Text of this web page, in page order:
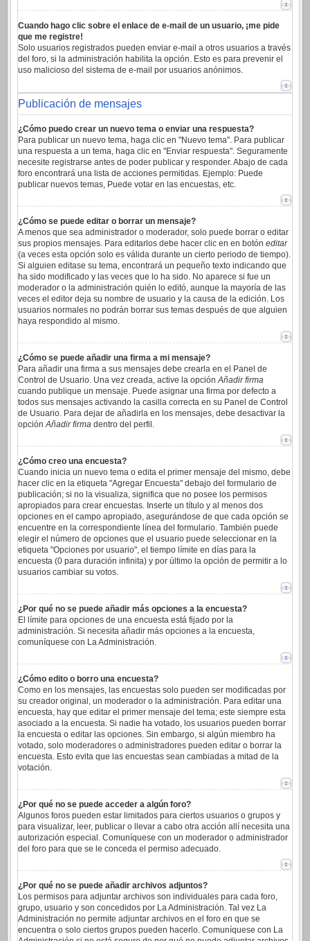
Cuando hago clic sobre el enlace de e-mail de un usuario, ¡me pide
que me registre!
Solo usuarios registrados pueden enviar e-mail a otros usuarios a través
del foro, si la administración habilita la opción. Esto es para prevenir el
uso malicioso del sistema de e-mail por usuarios anónimos.
Publicación de mensajes
¿Cómo puedo crear un nuevo tema o enviar una respuesta?
Para publicar un nuevo tema, haga clic en "Nuevo tema". Para publicar
una respuesta a un tema, haga clic en "Enviar respuesta". Seguramente
necesite registrarse antes de poder publicar y responder. Abajo de cada
foro encontrará una lista de acciones permitidas. Ejemplo: Puede
publicar nuevos temas, Puede votar en las encuestas, etc.
¿Cómo se puede editar o borrar un mensaje?
A menos que sea administrador o moderador, solo puede borrar o editar
sus propios mensajes. Para editarlos debe hacer clic en en botón editar
(a veces esta opción solo es válida durante un cierto periodo de tiempo).
Si alguien editase su tema, encontrará un pequeño texto indicando que
ha sido modificado y las veces que lo ha sido. No aparece si fue un
moderador o la administración quién lo editó, aunque la mayoría de las
veces el editor deja su nombre de usuario y la causa de la edición. Los
usuarios normales no podrán borrar sus temas después de que alguien
haya respondido al mismo.
¿Cómo se puede añadir una firma a mi mensaje?
Para añadir una firma a sus mensajes debe crearla en el Panel de
Control de Usuario. Una vez creada, active la opciónAñadir firma
cuando publique un mensaje. Puede asignar una firma por defecto a
todos sus mensajes activando la casilla correcta en su Panel de Control
de Usuario. Para dejar de añadirla en los mensajes, debe desactivar la
opciónAñadir firma dentro del perfil.
¿Cómo creo una encuesta?
Cuando inicia un nuevo tema o edita el primer mensaje del mismo, debe
hacer clic en la etiqueta "Agregar Encuesta" debajo del formulario de
publicación; si no la visualiza, significa que no posee los permisos
apropiados para crear encuestas. Inserte un título y al menos dos
opciones en el campo apropiado, asegurándose de que cada opción se
encuentre en la correspondiente línea del formulario. También puede
elegir el número de opciones que el usuario puede seleccionar en la
etiqueta "Opciones por usuario", el tiempo límite en días para la
encuesta (0 para duración infinita) y por último la opción de permitir a lo
usuarios cambiar su votos.
¿Por qué no se puede añadir más opciones a la encuesta?
El límite para opciones de una encuesta está fijado por la
administración. Si necesita añadir más opciones a la encuesta,
comuníquese con La Administración.
¿Cómo edito o borro una encuesta?
Como en los mensajes, las encuestas solo pueden ser modificadas por
su creador original, un moderador o la administración. Para editar una
encuesta, hay que editar el primer mensaje del tema; este siempre esta
asociado a la encuesta. Si nadie ha votado, los usuarios pueden borrar
la encuesta o editar las opciones. Sin embargo, si algún miembro ha
votado, solo moderadores o administradores pueden editar o borrar la
encuesta. Esto evita que las encuestas sean cambiadas a mitad de la
votación.
¿Por qué no se puede acceder a algún foro?
Algunos foros pueden estar limitados para ciertos usuarios o grupos y
para visualizar, leer, publicar o llevar a cabo otra acción allí necesita una
autorización especial. Comuníquese con un moderador o administrador
del foro para que se le conceda el permiso adecuado.
¿Por qué no se puede añadir archivos adjuntos?
Los permisos para adjuntar archivos son individuales para cada foro,
grupo, usuario y son concedidos por La Administración. Tal vez La
Administración no permite adjuntar archivos en el foro en que se
encuentra o solo ciertos grupos pueden hacerlo. Comuníquese con La